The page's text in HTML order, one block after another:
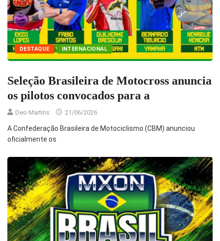
DESTAQUE INTERNACIONAL
Seleção Brasileira de Motocross anuncia
os pilotos convocados para a
Deo Martins 21/06/2026
A Confederação Brasileira de Motociclismo (CBM) anunciou
oficialmente os